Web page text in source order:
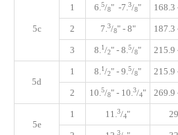
5c
1 6.5/8" -7.3/8" 168.3
2 7.3/8" - 8" 187.3
3 8.1/2" - 8.5/8" 215.9
5d
1 8.1/2" - 9.5/8" 215.9
2 10.5/8" - 10.3/4" 269.9
5e
1 11.3/4"
3